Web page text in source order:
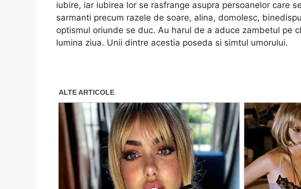
iubire, iar iubirea lor se rasfrange asupra persoanelor care
sarmanti precum razele de soare, alina, domolesc,
optismul oriunde se duc. Au harul de a aduce zambetul pe
lumina ziua. Unii dintre acestia poseda si simtul umorului.